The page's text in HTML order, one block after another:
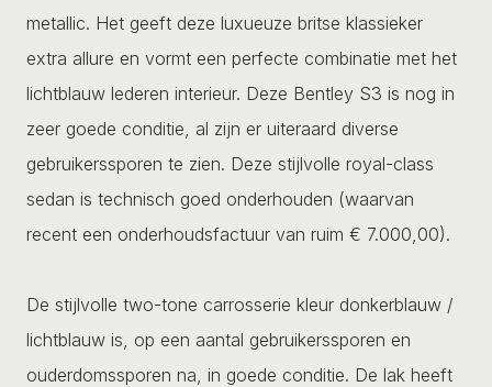
metallic. Het geeft deze luxueuze britse klassieker
extra allure en vormt een perfecte combinatie met het
lichtblauw lederen interieur. Deze Bentley S3 is nog in
zeer goede conditie, al zijn er uiteraard diverse
gebruikerssporen te zien. Deze stijlvolle royal-class
sedan is technisch goed onderhouden (waarvan
recent een onderhoudsfactuur van ruim € 7.000,00).
De stijlvolle two-tone carrosserie kleur donkerblauw /
lichtblauw is, op een aantal gebruikerssporen en
ouderdomssporen na, in goede conditie. De lak heeft